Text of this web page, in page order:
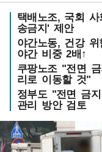
택배노조, 국회 사
송금지' 제안
야간노동, 건강
야간 비중 2배↑
쿠팡노조 "전면
리로 이동할 것"
정부도 "전면 금
관리 방안 검토